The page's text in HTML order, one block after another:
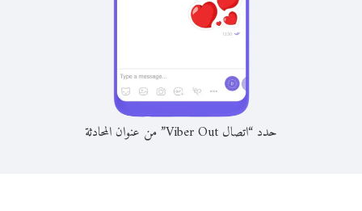
حدد “اتصال Viber Out” من عنوان المحادثة